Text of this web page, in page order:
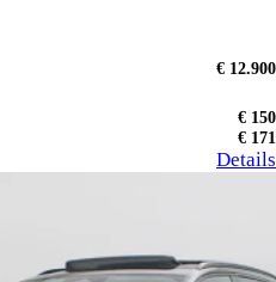
€ 12.900
€ 150
€ 171
Details